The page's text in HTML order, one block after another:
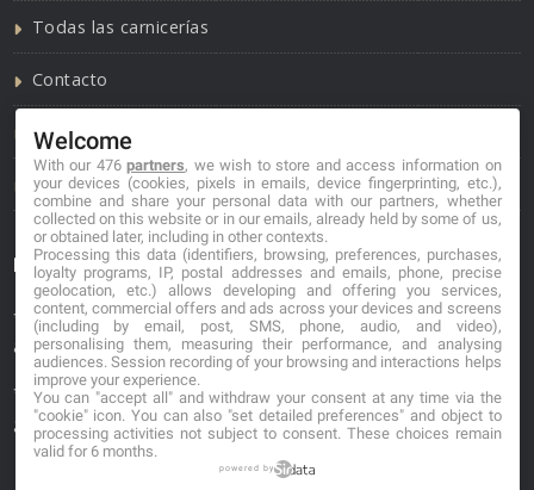
Todas las carnicerías
Contacto
Política de cookies
Política de privacidad
Información de contacto
*No se garantiza que los datos mostrados estén
actualizados.
** Los precios mostrados son estimaciones y no se
garantiza su veracidad.
Welcome
With our 476partners, we wish to store and access information on
your devices (cookies, pixels in emails, device fingerprinting, etc.),
combine and share your personal data with our partners, whether
collected on this website or in our emails, already held by some of us,
or obtained later, including in other contexts.
Processing this data (identifiers, browsing, preferences, purchases,
loyalty programs, IP, postal addresses and emails, phone, precise
geolocation, etc.) allows developing and offering you services,
content, commercial offers and ads across your devices and screens
(including by email, post, SMS, phone, audio, and video),
personalising them, measuring their performance, and analysing
audiences. Session recording of your browsing and interactions helps
improve your experience.
You can "accept all" and withdraw your consent at any time via the
"cookie" icon. You can also "set detailed preferences" and object to
processing activities not subject to consent. These choices remain
valid for 6 months.
powered by